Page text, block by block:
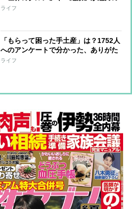
ビアガーデンへ！
ライフ
「もらって困った手土産」は？1752人
へのアンケートで分かった、ありがた
くも途方に暮れたものとは…
ライフ